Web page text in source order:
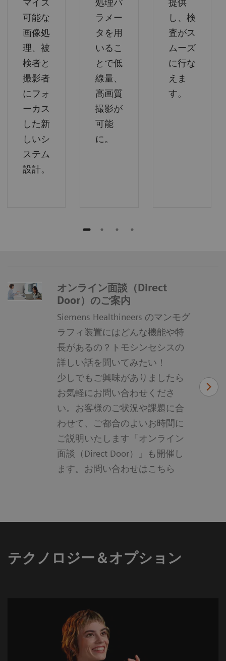
可能な
画像処
理、被
検者と
撮影者
にフォ
ーカス
した新
しいシ
ステム
設計。
ラメー
タを用
いるこ
とで低
線量、
高画質
撮影が
可能
に。
し、検
査がス
ムーズ
に行な
えま
す。
オンライン面談（Direct
Door）のご案内
Siemens Healthineers のマンモグ
ラフィ装置にはどんな機能や特
長があるの？トモシンセシスの
詳しい話を聞いてみたい！
少しでもご興味がありましたら
お気軽にお問い合わせくださ
い。お客様のご状況や課題に合
わせて、ご都合のよいお時間に
ご説明いたします「オンライン
面談（Direct Door）」も開催し
ます。お問い合わせはこちら
テクノロジー＆オプション